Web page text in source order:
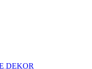
DEKOR